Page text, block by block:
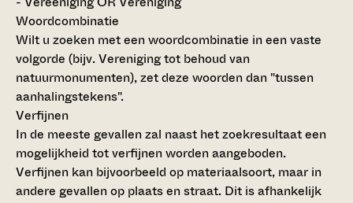
Woordcombinatie
Wilt u zoeken met een woordcombinatie in een vaste
volgorde (bijv. Vereniging tot behoud van
natuurmonumenten), zet deze woorden dan "tussen
aanhalingstekens".
Verfijnen
In de meeste gevallen zal naast het zoekresultaat een
mogelijkheid tot verfijnen worden aangeboden.
Verfijnen kan bijvoorbeeld op materiaalsoort, maar in
andere gevallen op plaats en straat. Dit is afhankelijk